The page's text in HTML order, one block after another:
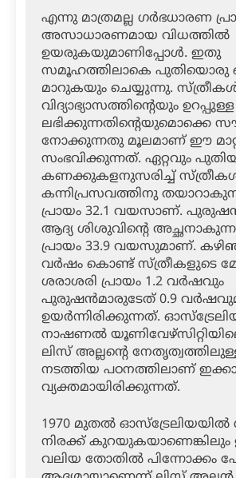
എന്നു മാത്രമല്ല ഗര്‍ഭധാരണ
അസാധാരണമായ വിധത്തില്‍
ഉയരുകയുമാണിപ്പോള്‍. ഇതു
സമൂഹത്തിലാകെ പുതിയൊരു
മാറുകയും ചെയ്യുന്നു.
വിദ്യാഭ്യാസത്തിന്റെയും
ലഭിക്കുന്നതിന്റെയുമൊക്കെ
നോക്കുന്നതു മൂലമാണ് ഈ
സംഭവിക്കുന്നത്. ഏറ്റവും
കണക്കുകളനുസരിച്ച്
കന്നിപ്രസവത്തിനു
പ്രായം 32.1 വയസാണ്.
ആദ്യ ശിശുവിന്റെ
പ്രായം 33.9 വയസുമാണ്.
വര്‍ഷം കൊണ്ട് സ്ത്രീകളുടെ
ശരാശരി പ്രായം 1.2 വര്‍ഷവും
പുരുഷന്‍മാരുടേത് 0.9
ഉയര്‍ന്നിരിക്കുന്നത്.
നാഷണല്‍
ലിസ് അല്ലന്റെ
നടത്തിയ പഠനത്തിലാണ്
വ്യക്തമായിരിക്കുന്നത്.
1970 മുതല്‍
നിരക്ക് കുറയുകയാണെങ്കിലും
വലിയ തോതില്‍ പിന്നോക്കം